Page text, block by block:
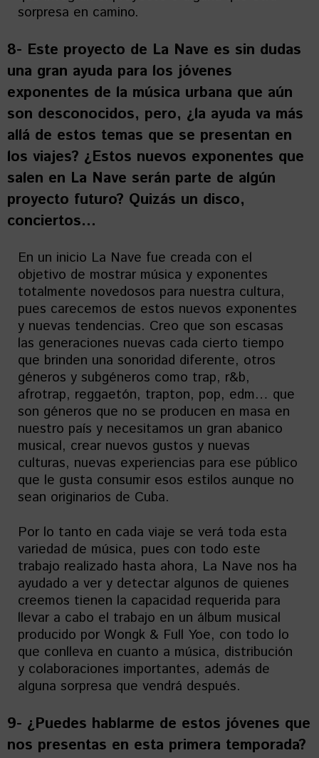
sorpresa en camino.
8- Este proyecto de La Nave es sin dudas
una gran ayuda para los jóvenes
exponentes de la música urbana que aún
son desconocidos, pero, ¿la ayuda va más
allá de estos temas que se presentan en
los viajes? ¿Estos nuevos exponentes que
salen en La Nave serán parte de algún
proyecto futuro? Quizás un disco,
conciertos…
En un inicio La Nave fue creada con el
objetivo de mostrar música y exponentes
totalmente novedosos para nuestra cultura,
pues carecemos de estos nuevos exponentes
y nuevas tendencias. Creo que son escasas
las generaciones nuevas cada cierto tiempo
que brinden una sonoridad diferente, otros
géneros y subgéneros como trap, r&b,
afrotrap, reggaetón, trapton, pop, edm… que
son géneros que no se producen en masa en
nuestro país y necesitamos un gran abanico
musical, crear nuevos gustos y nuevas
culturas, nuevas experiencias para ese público
que le gusta consumir esos estilos aunque no
sean originarios de Cuba.
Por lo tanto en cada viaje se verá toda esta
variedad de música, pues con todo este
trabajo realizado hasta ahora, La Nave nos ha
ayudado a ver y detectar algunos de quienes
creemos tienen la capacidad requerida para
llevar a cabo el trabajo en un álbum musical
producido por Wongk & Full Yoe, con todo lo
que conlleva en cuanto a música, distribución
y colaboraciones importantes, además de
alguna sorpresa que vendrá después.
9- ¿Puedes hablarme de estos jóvenes que
nos presentas en esta primera temporada?